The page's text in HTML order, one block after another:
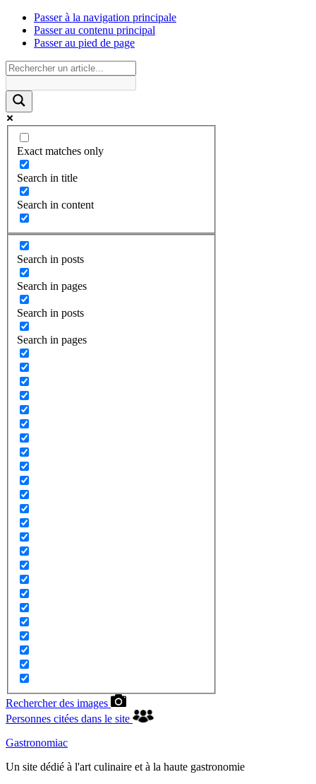
Passer à la navigation principale
Passer au contenu principal
Passer au pied de page
Exact matches only
Search in title
Search in content
Search in posts
Search in pages
Search in posts
Search in pages
Rechercher des images
Personnes citées dans le site
Gastronomiac
Un site dédié à l'art culinaire et à la haute gastronomie